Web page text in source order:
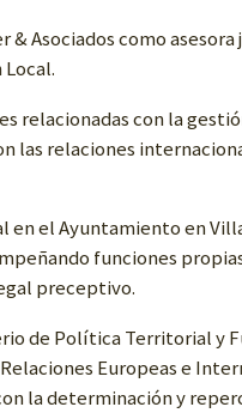
Asociados como asesora
relacionadas con la
las relaciones
en el Ayuntamiento en
funciones
preceptivo.
de Política Territorial y
Europeas e
la determinación y